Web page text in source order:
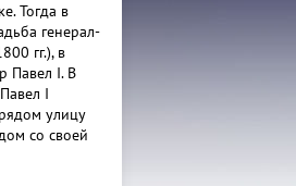
Тогда в
генерал-
гг.), в
Павел I. В
I
улицу
со своей